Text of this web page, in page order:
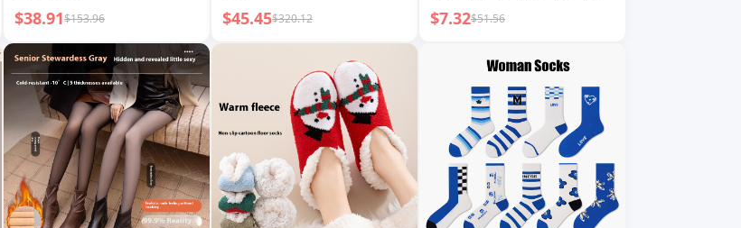
$38.91$153.96 $45.45$320.12
램스울 양말 여성 플러스 벨벳 스
노우 양말
$7.32$51.56